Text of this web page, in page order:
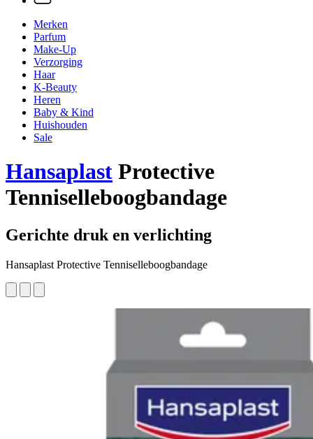
Merken
Parfum
Make-Up
Verzorging
Haar
K-Beauty
Heren
Baby & Kind
Huishouden
Sale
Hansaplast Protective
Tenniselleboogbandage
Gerichte druk en verlichting
Hansaplast Protective Tenniselleboogbandage